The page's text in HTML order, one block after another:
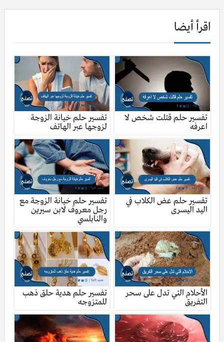
اقرأ أيضا
تفسير حلم قتلت شخص لا
اعرفه
تفسير حلم خيانة الزوجة
لزوجها عبر الهاتف
تفسير حلم عض الكلاب في
اليد اليسرى
تفسير حلم خيانة الزوجة مع
رجل معروف لابن سيرين
والنابلسي
الأحلام التي تدل على سحر
التفريق
تفسير حلم هدية حلق ذهب
للمتزوجه